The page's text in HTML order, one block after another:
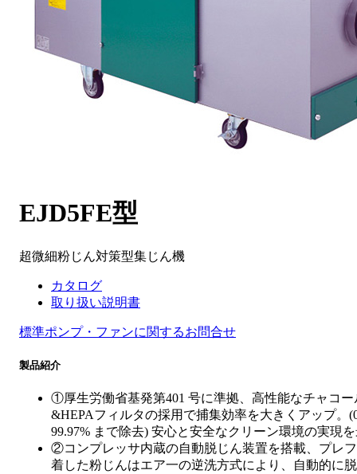
EJD5FE型
超微細粉じん対策型集じん機
カタログ
取り扱い説明書
標準ポンプ・ファンに関するお問合せ
製品紹介
①厚生労働省基発第401 号に準拠、高性能なチャコー
&HEPAフィルタの採用で捕集効率を大きくアップ。
99.97% まで除去) 安心と安全なクリーン環境の実現
②コンプレッサ内蔵の自動脱じん装置を搭載、プレ
着した粉じんはエア一の逆洗方式により、自動的に